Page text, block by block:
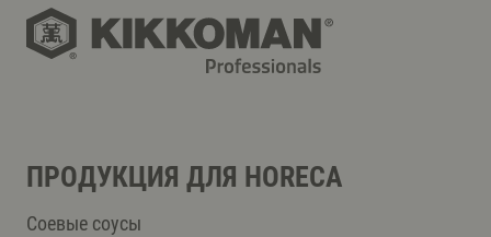
ПРОДУКЦИЯ ДЛЯ HORECA
Соевые соусы